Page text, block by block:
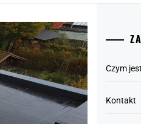
Czym
Kontakt